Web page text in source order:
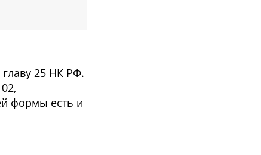
25 НК РФ.
формы есть и